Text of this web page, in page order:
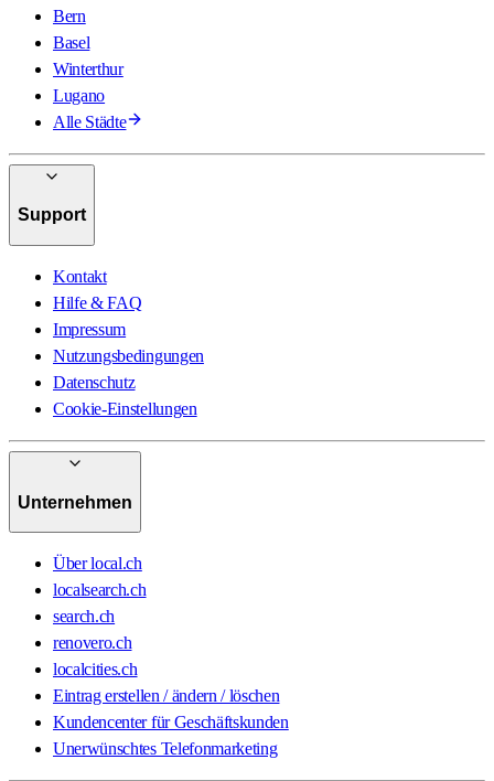
Bern
Basel
Winterthur
Lugano
Alle Städte
Support
Kontakt
Hilfe & FAQ
Impressum
Nutzungsbedingungen
Datenschutz
Cookie-Einstellungen
Unternehmen
Über local.ch
localsearch.ch
search.ch
renovero.ch
localcities.ch
Eintrag erstellen / ändern / löschen
Kundencenter für Geschäftskunden
Unerwünschtes Telefonmarketing